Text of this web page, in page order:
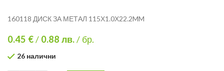
160118 ДИСК ЗА МЕТАЛ 115Х1.0Х22.2MM
0.45 €/ 0.88 лв./ бр.
26 налични